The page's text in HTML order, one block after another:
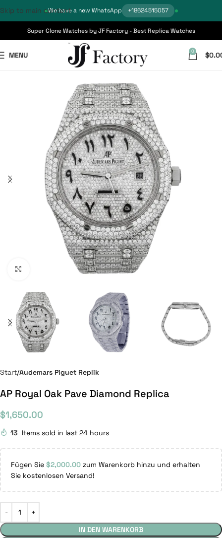
We have a new WhatsApp +18624515057
Skip to main content
Super Clone Watches by JF Factory - Best Replica Watches
MENU 0 $
Start Audemars Piguet Replik
AP Royal Oak Pave Diamond Replica
$1,650.00
13 Items sold in last 24 hours
Fügen Sie $2,000.00 zum Warenkorb hinzu und erhalten
Sie kostenlosen Versand!
IN DEN WARENKORB